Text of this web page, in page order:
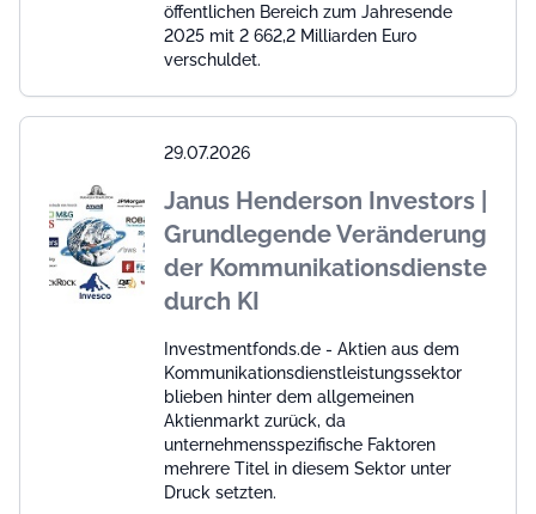
öffentlichen Bereich zum Jahresende
2025 mit 2 662,2 Milliarden Euro
verschuldet.
29.07.2026
Janus Henderson Investors |
Grundlegende Veränderung
der Kommunikationsdienste
durch KI
Investmentfonds.de - Aktien aus dem
Kommunikationsdienstleistungssektor
blieben hinter dem allgemeinen
Aktienmarkt zurück, da
unternehmensspezifische Faktoren
mehrere Titel in diesem Sektor unter
Druck setzten.